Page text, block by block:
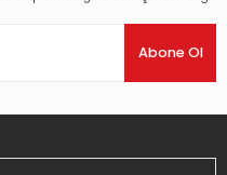
bulunuyor.
Abone Ol